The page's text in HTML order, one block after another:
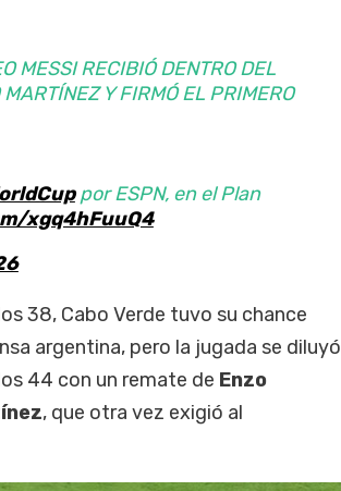
MESSI RECIBIÓ DENTRO DEL
Y FIRMÓ EL PRIMERO
por ESPN, en el Plan
xgq4hFuuQ4
38, Cabo Verde tuvo su chance
argentina, pero la jugada se diluyó
44 con un remate de Enzo
, que otra vez exigió al